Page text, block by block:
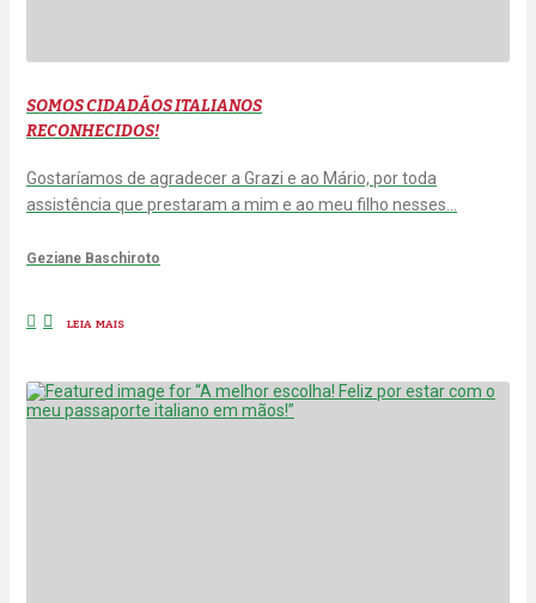
SOMOS CIDADÃOS ITALIANOS
RECONHECIDOS!
Gostaríamos de agradecer a Grazi e ao Mário, por toda
assistência que prestaram a mim e ao meu filho nesses…
Geziane Baschiroto
LEIA MAIS